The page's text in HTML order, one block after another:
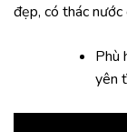
đẹp, có thác
Phù
yên